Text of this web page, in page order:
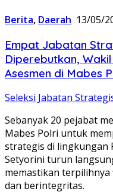
Berita, Daerah 13/05/
‎Empat Jabatan
Diperebutkan,
Asesmen di Mabes
‎Seleksi Jabatan
Sebanyak 20 pejabat
Mabes Polri untuk
strategis di lingkungan
Setyorini turun
memastikan
dan berintegritas.